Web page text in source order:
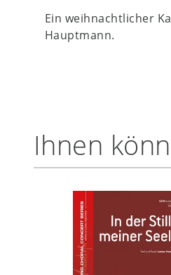
Ein weihnachtlicher
Hauptmann.
Ihnen